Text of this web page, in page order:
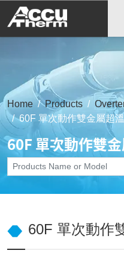
志禾
Home Products
60F 單次動作雙金屬超
60F 單次動作雙
60F 單次動作